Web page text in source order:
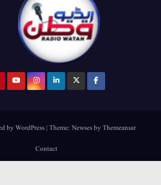
by WordPress |Theme:NewsesbyThemeansar
Contact